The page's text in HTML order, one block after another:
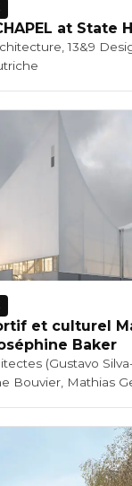
at State
13&9
et culturel
Baker
(Gustavo
Bouvier, Mathias